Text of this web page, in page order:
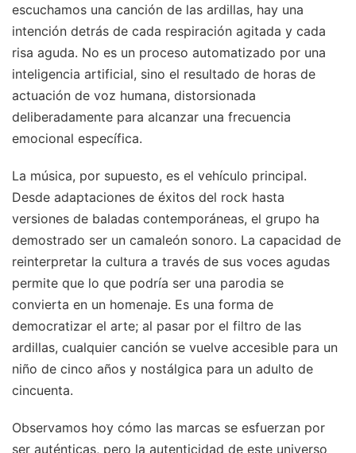
escuchamos una canción de las ardillas, hay una
intención detrás de cada respiración agitada y cada
risa aguda. No es un proceso automatizado por una
inteligencia artificial, sino el resultado de horas de
actuación de voz humana, distorsionada
deliberadamente para alcanzar una frecuencia
emocional específica.
La música, por supuesto, es el vehículo principal.
Desde adaptaciones de éxitos del rock hasta
versiones de baladas contemporáneas, el grupo ha
demostrado ser un camaleón sonoro. La capacidad de
reinterpretar la cultura a través de sus voces agudas
permite que lo que podría ser una parodia se
convierta en un homenaje. Es una forma de
democratizar el arte; al pasar por el filtro de las
ardillas, cualquier canción se vuelve accesible para un
niño de cinco años y nostálgica para un adulto de
cincuenta.
Observamos hoy cómo las marcas se esfuerzan por
ser auténticas, pero la autenticidad de este universo